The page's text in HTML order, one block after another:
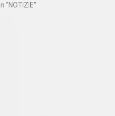
In "NOTIZIE"